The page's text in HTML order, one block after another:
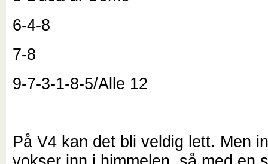
6-4-8
7-8
9-7-3-1-8-5/Alle 12
På V4 kan det bli veldig lett. Men